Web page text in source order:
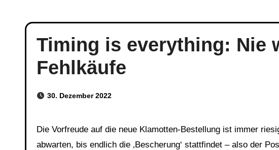
Timing is everything: Nie
Fehlkäufe
30. Dezember 2022
Die Vorfreude auf die neue Klamotten-Bestellung ist immer riesig. Man kann es wie ein kleines Kind kaum
abwarten, bis endlich die ‚Bescherung‘ stattfindet – also der